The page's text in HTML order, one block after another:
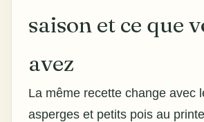
saison et ce que
avez
La même recette change avec
asperges et petits pois au